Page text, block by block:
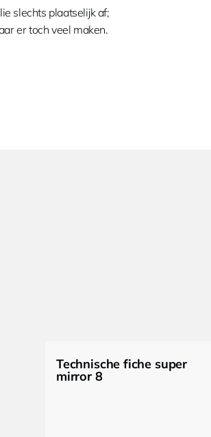
slechts plaatselijk af;
er toch veel maken.
Technische fiche super
mirror 8